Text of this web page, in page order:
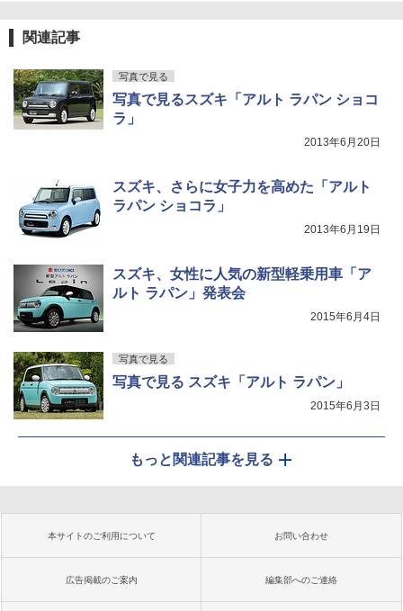
関連記事
写真で見る
写真で見るスズキ「アルト ラパン ショコ
ラ」
2013年6月20日
スズキ、さらに女子力を高めた「アルト
ラパン ショコラ」
2013年6月19日
スズキ、女性に人気の新型軽乗用車「ア
ルト ラパン」発表会
2015年6月4日
写真で見る
写真で見る スズキ「アルト ラパン」
2015年6月3日
もっと関連記事を見る
本サイトのご利用について お問い合わせ
広告掲載のご案内 編集部へのご連絡